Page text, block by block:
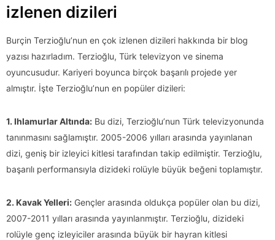
izlenen dizileri
Burçin Terzioğlu’nun en çok izlenen dizileri hakkında bir blog
yazısı hazırladım. Terzioğlu, Türk televizyon ve sinema
oyuncusudur. Kariyeri boyunca birçok başarılı projede yer
almıştır. İşte Terzioğlu’nun en popüler dizileri:
1. Ihlamurlar Altında: Bu dizi, Terzioğlu’nun Türk televizyonunda
tanınmasını sağlamıştır. 2005-2006 yılları arasında yayınlanan
dizi, geniş bir izleyici kitlesi tarafından takip edilmiştir. Terzioğlu,
başarılı performansıyla dizideki rolüyle büyük beğeni toplamıştır.
2. Kavak Yelleri: Gençler arasında oldukça popüler olan bu dizi,
2007-2011 yılları arasında yayınlanmıştır. Terzioğlu, dizideki
rolüyle genç izleyiciler arasında büyük bir hayran kitlesi